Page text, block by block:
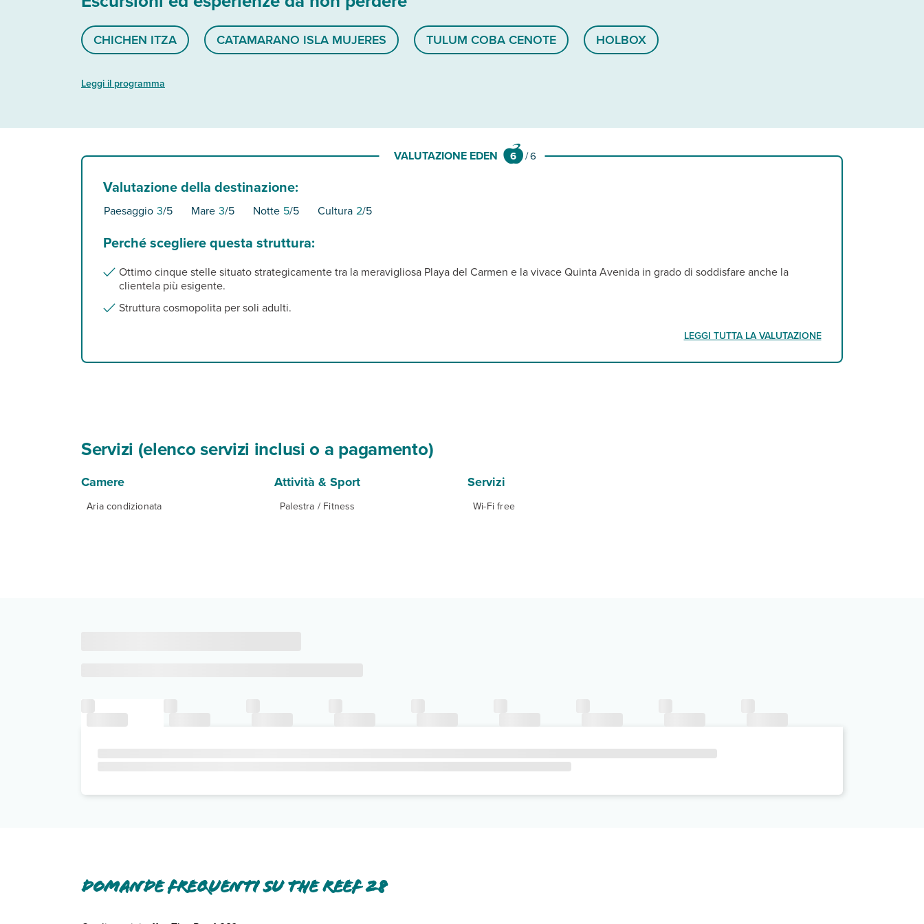
CHICHEN ITZA CATAMARANO ISLA MUJERES TULUM COBA CENOTE HOLBOX
Leggi il programma
VALUTAZIONE EDEN 6 /6
Valutazione della destinazione:
Paesaggio 3/5 Mare 3/5 Notte 5/5 Cultura 2/5
Perché scegliere questa struttura:
Ottimo cinque stelle situato strategicamente tra la meravigliosa Playa del Carmen e la vivace Quinta Avenida in grado di soddisfare anche la
clientela più esigente.
Struttura cosmopolita per soli adulti.
LEGGI TUTTA LA VALUTAZIONE
Servizi (elenco servizi inclusi o a pagamento)
Camere
Aria condizionata
Attività & Sport
Palestra / Fitness
Servizi
Wi-Fi free
Domande frequenti su The Reef 28